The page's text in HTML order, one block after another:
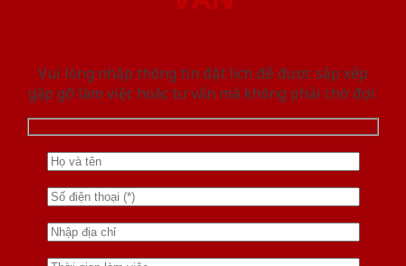
Vui lòng nhập thông tin đặt lịch để được sắp xếp
gặp gỡ làm việc hoăc tư vấn mà không phải chờ đợi.